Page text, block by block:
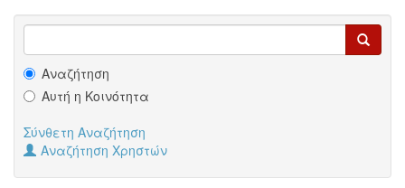
Αναζήτηση
Αυτή η Κοινότητα
Σύνθετη Αναζήτηση
Αναζήτηση Χρηστών